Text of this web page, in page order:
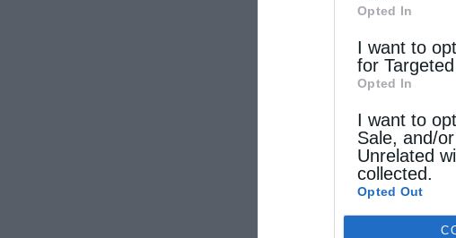
Opted In
I want to
for
Opted In
I want to
Sale, and/
Unrelated
collected.
Opted Out